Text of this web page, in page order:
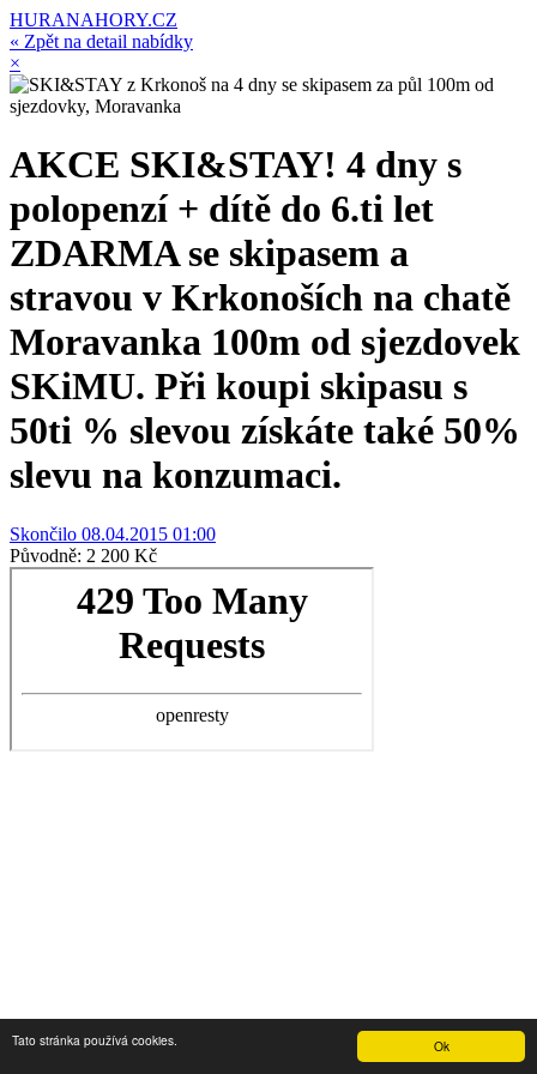
Ok
Tato stránka používá cookies.
HURANAHORY.CZ
« Zpět na detail nabídky
×
AKCE SKI&STAY! 4 dny s
polopenzí + dítě do 6.ti let
ZDARMA se skipasem a
stravou v Krkonoších na chatě
Moravanka 100m od sjezdovek
SKiMU. Při koupi skipasu s
50ti % slevou získáte také 50%
slevu na konzumaci.
Skončilo 08.04.2015 01:00
Původně: 2 200 Kč